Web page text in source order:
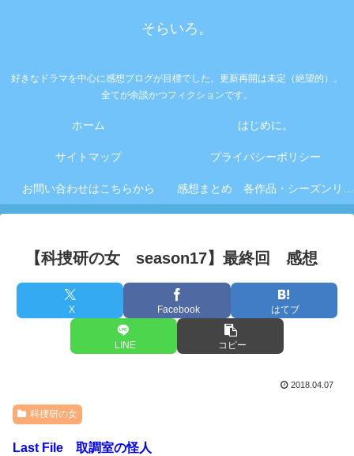
そらいろ。
好きなドラマを中心に感想ブログが目標でした。更新再開は未定（絶望的）。
全てが余談かつフィクションです。
ホーム はじめに。
サイトマップ プライバシーポリシー
お問い合わせはこちらから 感想まとめ 各作品・シーズンリンク集
【科捜研の女 season17】最終回 感想
X Facebook はてブ
LINE コピー
2018.04.07
科捜研の女
Last File 取調室の怪人